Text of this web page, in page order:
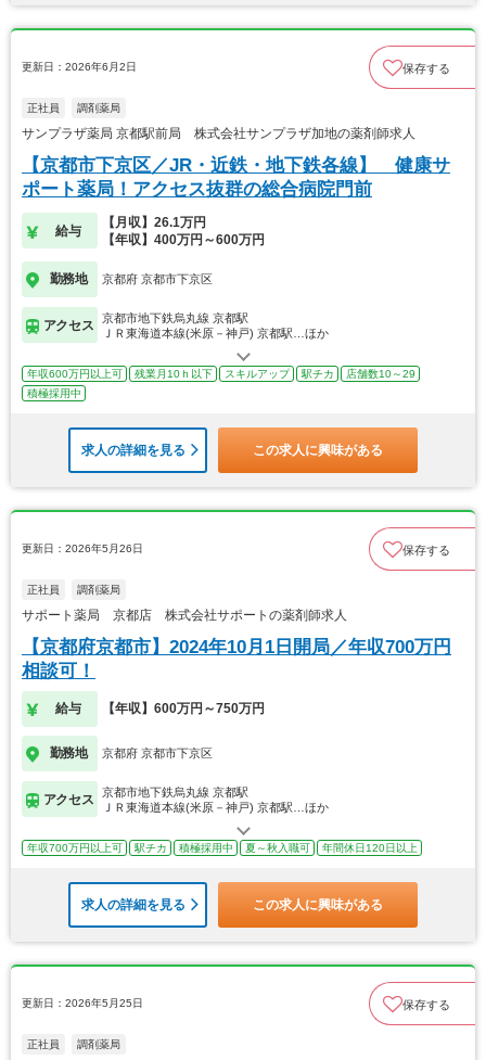
更新日：2026年6月2日 保存する
正社員 調剤薬局
サンプラザ薬局 京都駅前局 株式会社サンプラザ加地の薬剤師求人
【京都市下京区／JR・近鉄・地下鉄各線】 健康サ
ポート薬局！アクセス抜群の総合病院門前
給与
【月収】26.1万円
【年収】400万円～600万円
勤務地 京都府 京都市下京区
アクセス
京都市地下鉄烏丸線 京都駅
ＪＲ東海道本線(米原－神戸) 京都駅…ほか
年収600万円以上可 残業月10ｈ以下 スキルアップ 駅チカ
店舗数10～29
積極採用中
求人の詳細を見る この求人に興味がある
更新日：2026年5月26日 保存する
正社員 調剤薬局
サポート薬局 京都店 株式会社サポートの薬剤師求人
【京都府京都市】2024年10月1日開局／年収700万円
相談可！
給与 【年収】600万円～750万円
勤務地 京都府 京都市下京区
アクセス
京都市地下鉄烏丸線 京都駅
ＪＲ東海道本線(米原－神戸) 京都駅…ほか
年収700万円以上可 駅チカ 積極採用中 夏～秋入職可 年間休日120日以上
求人の詳細を見る この求人に興味がある
更新日：2026年5月25日 保存する
正社員 調剤薬局